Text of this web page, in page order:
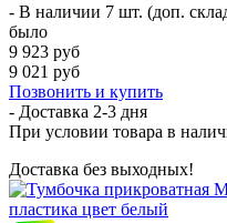
- В наличии 7 шт. (доп.
было
9 923 руб
9 021 руб
Позвонить и купить
- Доставка 2-3 дня
При условии товара в
Доставка без выходных!